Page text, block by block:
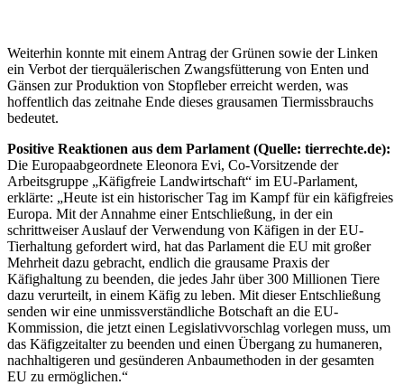
Weiterhin konnte mit einem Antrag der Grünen sowie der Linken
ein Verbot der tierquälerischen Zwangsfütterung von Enten und
Gänsen zur Produktion von Stopfleber erreicht werden, was
hoffentlich das zeitnahe Ende dieses grausamen Tiermissbrauchs
bedeutet.
Positive Reaktionen aus dem Parlament (Quelle: tierrechte.de):
Die Europaabgeordnete Eleonora Evi, Co-Vorsitzende der
Arbeitsgruppe „Käfigfreie Landwirtschaft“ im EU-Parlament,
erklärte: „Heute ist ein historischer Tag im Kampf für ein käfigfreies
Europa. Mit der Annahme einer Entschließung, in der ein
schrittweiser Auslauf der Verwendung von Käfigen in der EU-
Tierhaltung gefordert wird, hat das Parlament die EU mit großer
Mehrheit dazu gebracht, endlich die grausame Praxis der
Käfighaltung zu beenden, die jedes Jahr über 300 Millionen Tiere
dazu verurteilt, in einem Käfig zu leben. Mit dieser Entschließung
senden wir eine unmissverständliche Botschaft an die EU-
Kommission, die jetzt einen Legislativvorschlag vorlegen muss, um
das Käfigzeitalter zu beenden und einen Übergang zu humaneren,
nachhaltigeren und gesünderen Anbaumethoden in der gesamten
EU zu ermöglichen.“